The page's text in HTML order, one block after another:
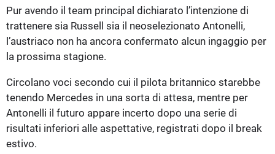
Pur avendo il team principal dichiarato l’intenzione di
trattenere sia Russell sia il neoselezionato Antonelli,
l’austriaco non ha ancora confermato alcun ingaggio per
la prossima stagione.
Circolano voci secondo cui il pilota britannico starebbe
tenendo Mercedes in una sorta di attesa, mentre per
Antonelli il futuro appare incerto dopo una serie di
risultati inferiori alle aspettative, registrati dopo il break
estivo.